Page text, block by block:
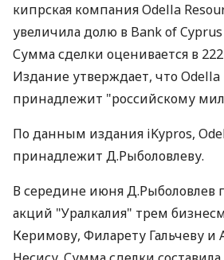
кипрская компания Odella
увеличила долю в Bank of Cyprus
Сумма сделки оценивается в
Издание утверждает, что Odella
принадлежит "российскому
По данным издания iKypros,
принадлежит Д.Рыболовлеву.
В середине июня Д.Рыболовлев
акций "Уралкалия" трем
Керимову, Филарету Гальчеву и